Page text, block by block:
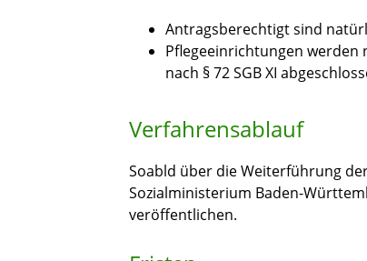
Antragsberechtigt sind
Pflegeeinrichtungen
nach § 72 SGB XI
Verfahrensablauf
Soabld über die Weiterführung
Sozialministerium Baden-
veröffentlichen.